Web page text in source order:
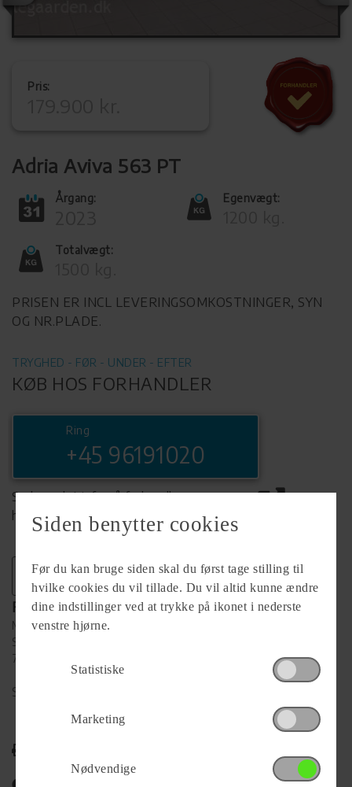
Pris:
Adria Aviva 563 PT
Årgang: Egenvægt:
Totalvægt:
PRISEN ER INCL LEVERINGSOMKOSTNINGER, SYN
OG NR.PLADE.
TRYGHED - FØR - UNDER - EFTER
KØB HOS FORHANDLER
Ring
+45 96191020
Se komplet info på forhandlerens
hjemmeside
Forhandler
Møllegårdens Camping
Skyumvej 4V. Vildsund
7700 Thisted
Se alle
Siden benytter cookies
Før du kan bruge siden skal du først tage stilling til
hvilke cookies du vil tillade. Du vil altid kunne ændre
dine indstillinger ved at trykke på ikonet i nederste
venstre hjørne.
Statistiske
Marketing
Nødvendige